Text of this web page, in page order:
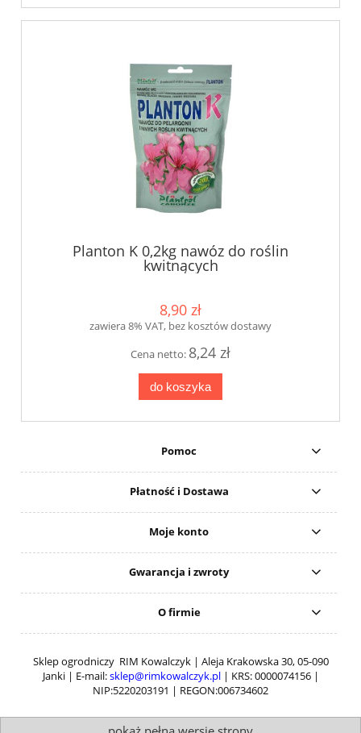
Planton K 0,2kg nawóz do roślin
kwitnących
8,90 zł
zawiera 8% VAT, bez kosztów dostawy
Cena netto: 8,24 zł
do koszyka
Pomoc
Płatność i Dostawa
Moje konto
Gwarancja i zwroty
O firmie
Sklep ogrodniczy RIM Kowalczyk | Aleja Krakowska 30, 05-090
Janki | E-mail:sklep@rimkowalczyk.pl| KRS: 0000074156 |
NIP:5220203191 | REGON:006734602